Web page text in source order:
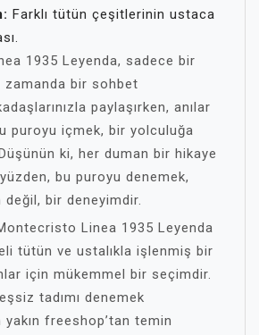
Farklı tütün çeşitlerinin ustaca
1935 Leyenda, sadece bir
zamanda bir sohbet
paylaşırken, anılar
puroyu içmek, bir yolculuğa
ki, her duman bir hikaye
bu puroyu denemek,
bir deneyimdir.
Linea 1935 Leyenda
tütün ve ustalıkla işlenmiş bir
için mükemmel bir seçimdir.
tadımı denemek
freeshop’tan temin